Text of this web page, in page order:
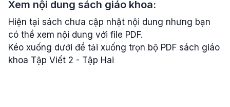
Xem nội dung sách giáo khoa:
Hiện tại sách chưa cập nhật nội dung nhưng bạn
có thể xem nội dung với file PDF.
Kéo xuống dưới để tải xuống trọn bộ PDF sách giáo
khoa Tập Viết 2 - Tập Hai